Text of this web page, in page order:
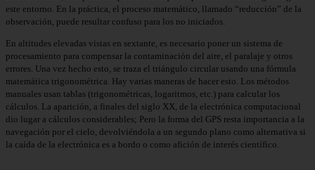
este entorno. En la práctica, el proceso matemático, llamado “reducción” de la
observación, puede resultar confuso para los no iniciados.
En altitudes elevadas vistas en sextante, es necesario poner un sistema de
procesamiento para compensar la contaminación del aire, el paralaje y otros
errores. Una vez hecho esto, se traza el triángulo circular usando una fórmula
matemática trigonométrica. Hay varias maneras de hacer esto. Los métodos
manuales usan tablas (trigonométricas, logaritmos, etc.) para calcular los
cálculos. La aparición, a finales del siglo XX, de la electrónica computacional
dio lugar a cálculos considerables; Pero la forma del GPS resta importancia a la
navegación por el cielo, devolviéndola a un segundo plano como alternativa si
la caída de la electrónica es a bordo o como afición de interés científico.